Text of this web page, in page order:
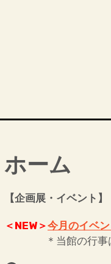
ホーム
【企画展・イベント】
＜NEW＞今月のイベン
＊当館の行事は